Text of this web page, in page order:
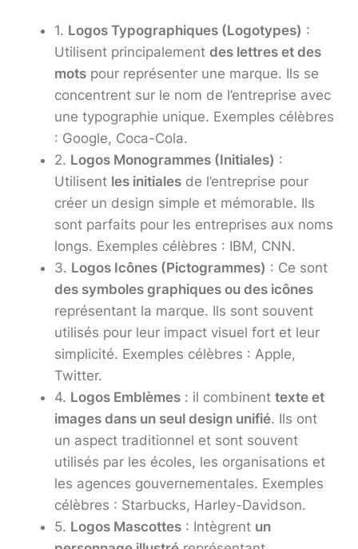
1. Logos Typographiques (Logotypes) :
Utilisent principalement des lettres et des
mots pour représenter une marque. Ils se
concentrent sur le nom de l’entreprise avec
une typographie unique. Exemples célèbres
: Google, Coca-Cola.
2. Logos Monogrammes (Initiales) :
Utilisent les initiales de l’entreprise pour
créer un design simple et mémorable. Ils
sont parfaits pour les entreprises aux noms
longs. Exemples célèbres : IBM, CNN.
3. Logos Icônes (Pictogrammes) : Ce sont
des symboles graphiques ou des icônes
représentant la marque. Ils sont souvent
utilisés pour leur impact visuel fort et leur
simplicité. Exemples célèbres : Apple,
Twitter.
4. Logos Emblèmes : il combinent texte et
images dans un seul design unifié. Ils ont
un aspect traditionnel et sont souvent
utilisés par les écoles, les organisations et
les agences gouvernementales. Exemples
célèbres : Starbucks, Harley-Davidson.
5. Logos Mascottes : Intègrent un